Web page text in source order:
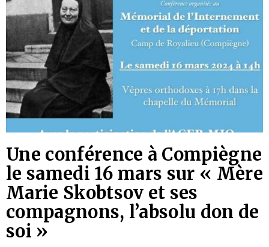
Une conférence à Compiègne
le samedi 16 mars sur « Mère
Marie Skobtsov et ses
compagnons, l’absolu don de
soi »